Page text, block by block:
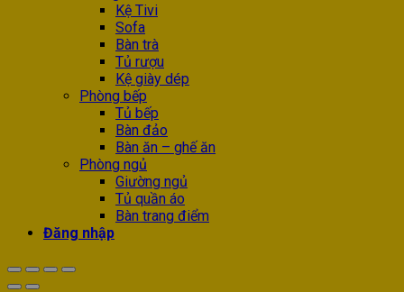
Kệ Tivi
Sofa
Bàn trà
Tủ rượu
Kệ giày dép
Phòng bếp
Tủ bếp
Bàn đảo
Bàn ăn – ghế ăn
Phòng ngủ
Giường ngủ
Tủ quần áo
Bàn trang điểm
Đăng nhập